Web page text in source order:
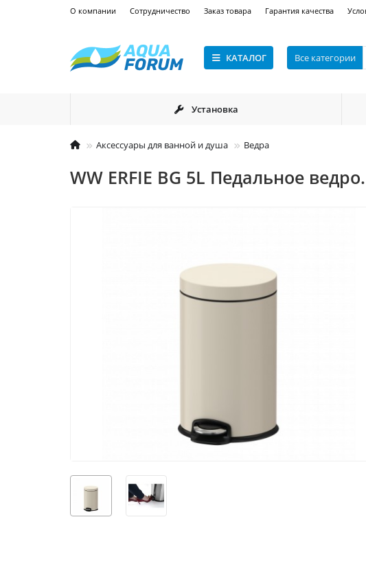
О компании Сотрудничество Заказ товара Гарантия качества
КАТАЛОГ Все категории
Установка
Аксессуары для ванной и душа Ведра
WW ERFIE BG 5L Педальное